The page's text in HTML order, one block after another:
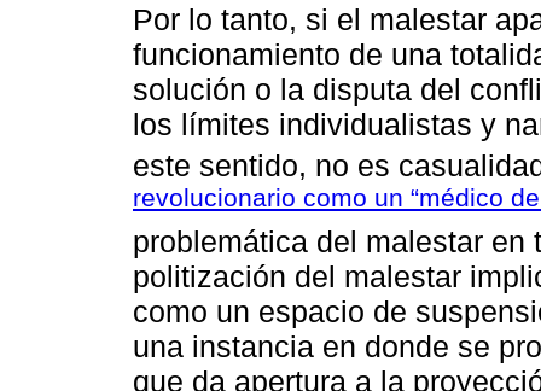
Por lo tanto, si el malestar
funcionamiento de una
solución o la disputa del
los límites individualistas y
este sentido, no es
revolucionario como un “médico
problemática del malestar en
politización del malestar
como un espacio de
una instancia en donde se
que da apertura a la